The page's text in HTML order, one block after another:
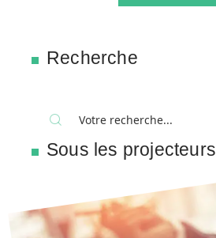
Recherche
Sous les projecteurs